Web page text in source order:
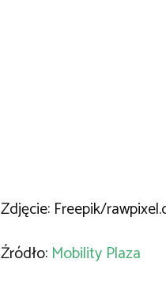
Zdjęcie: Freepik/
Źródło: Mobility Plaza